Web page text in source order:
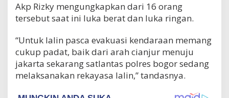
Akp Rizky mengungkapkan dari 16 orang
tersebut saat ini luka berat dan luka ringan.
“Untuk lalin pasca evakuasi kendaraan memang
cukup padat, baik dari arah cianjur menuju
jakarta sekarang satlantas polres bogor sedang
melaksanakan rekayasa lalin,” tandasnya.